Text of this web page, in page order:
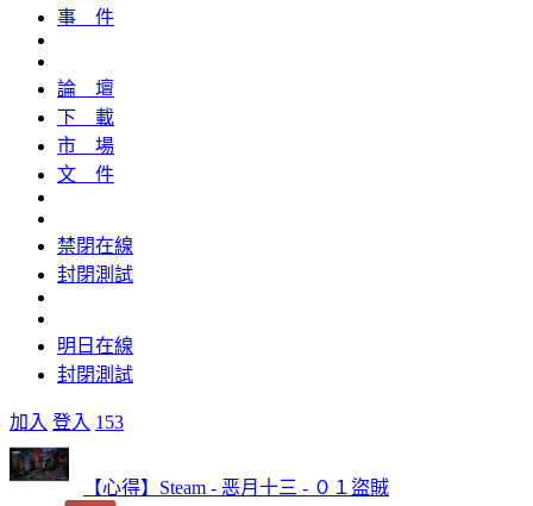
事 件
論 壇
下 載
市 場
文 件
禁閉在線
封閉測試
明日在線
封閉測試
加入 登入 153
【心得】Steam - 恶月十三 - ０１盜賊